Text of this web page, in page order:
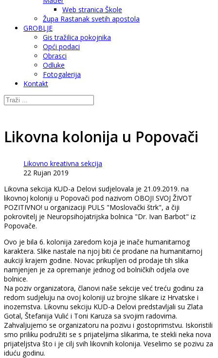
Web stranica Škole
Župa Rastanak svetih apostola
GROBLJE
Gis tražilica pokojnika
Opći podaci
Obrasci
Odluke
Fotogalerija
Kontakt
Likovna kolonija u Popovači
Likovno kreativna sekcija
22 Rujan 2019
Likovna sekcija KUD-a Delovi sudjelovala je 21.09.2019. na
likovnoj koloniji u Popovači pod nazivom OBOJI SVOJ ŽIVOT
POZITIVNO! u organizaciji PULS "Moslovački štrk", a čiji
pokrovitelj je Neuropsihojatrijska bolnica "Dr. Ivan Barbot" iz
Popovače.
Ovo je bila 6. kolonija zaredom koja je inače humanitarnog
karaktera. Slike nastale na njoj biti će prodane na humanitarnoj
aukciji krajem godine. Novac prikupljen od prodaje tih slika
namjenjen je za opremanje jednog od bolničkih odjela ove
bolnice.
Na poziv organizatora, članovi naše sekcije već treću godinu za
redom sudjeluju na ovoj koloniji uz brojne slikare iz Hrvatske i
inozemstva. Likovnu sekciju KUD-a Delovi predstavljali su Zlata
Gotal, Štefanija Vulić i Toni Karuza sa svojim radovima.
Zahvaljujemo se organizatoru na pozivu i gostoprimstvu. Iskoristili
smo priliku podružiti se s prijateljima slikarima, te stekli neka nova
prijateljstva što i je cilj svih likovnih kolonija. Veselimo se pozivu za
iduću godinu.